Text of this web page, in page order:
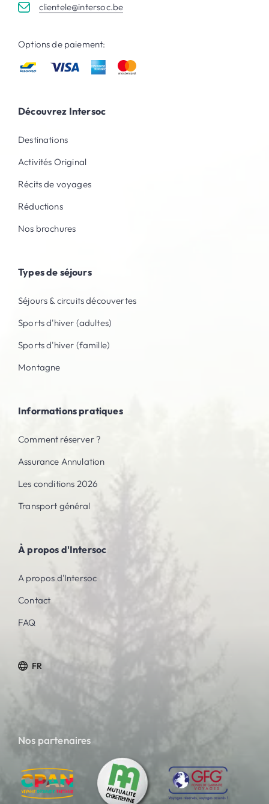
clientele@intersoc.be
Options de paiement:
Découvrez Intersoc
Destinations
Activités Original
Récits de voyages
Réductions
Nos brochures
Types de séjours
Séjours & circuits découvertes
Sports d'hiver (adultes)
Sports d'hiver (famille)
Montagne
Informations pratiques
Comment réserver ?
Assurance Annulation
Les conditions 2026
Transport général
À propos d'Intersoc
A propos d'Intersoc
Contact
FAQ
FR
Nos partenaires